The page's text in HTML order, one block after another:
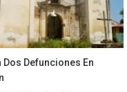
Dos Defunciones En